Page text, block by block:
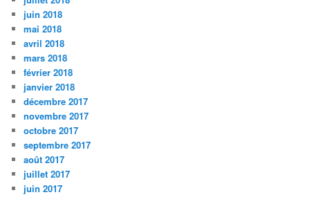
juin 2018
mai 2018
avril 2018
mars 2018
février 2018
janvier 2018
décembre 2017
novembre 2017
octobre 2017
septembre 2017
août 2017
juillet 2017
juin 2017